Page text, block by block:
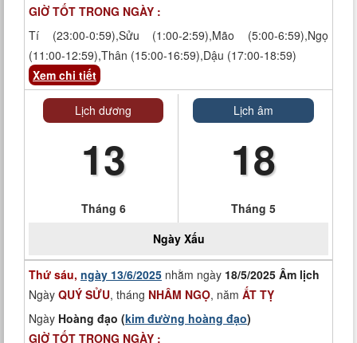
GIỜ TỐT TRONG NGÀY :
Tí (23:00-0:59),Sửu (1:00-2:59),Mão (5:00-6:59),Ngọ
(11:00-12:59),Thân (15:00-16:59),Dậu (17:00-18:59)
Xem chi tiết
Lịch dương
13
Tháng 6
Lịch âm
18
Tháng 5
Ngày Xấu
Thứ sáu, ngày 13/6/2025 nhằm ngày 18/5/2025 Âm lịch
Ngày QUÝ SỬU, tháng NHÂM NGỌ, năm ẤT TỴ
Ngày Hoàng đạo (kim đường hoàng đạo)
GIỜ TỐT TRONG NGÀY :